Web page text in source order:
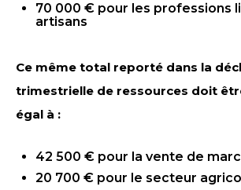
70 000 € pour les professions
artisans
Ce même total reporté dans la
trimestrielle de ressources doit
égal à :
42 500 € pour la vente de
20 700 € pour le secteur